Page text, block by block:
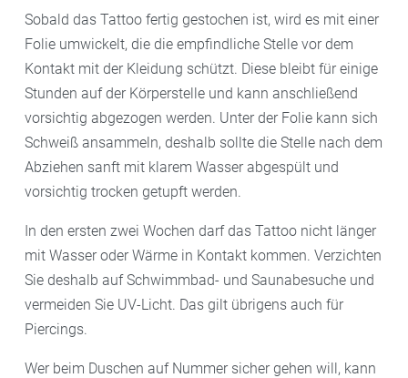
Sobald das Tattoo fertig gestochen ist, wird es mit einer
Folie umwickelt, die die empfindliche Stelle vor dem
Kontakt mit der Kleidung schützt. Diese bleibt für einige
Stunden auf der Körperstelle und kann anschließend
vorsichtig abgezogen werden. Unter der Folie kann sich
Schweiß ansammeln, deshalb sollte die Stelle nach dem
Abziehen sanft mit klarem Wasser abgespült und
vorsichtig trocken getupft werden.
In den ersten zwei Wochen darf das Tattoo nicht länger
mit Wasser oder Wärme in Kontakt kommen. Verzichten
Sie deshalb auf Schwimmbad- und Saunabesuche und
vermeiden Sie UV-Licht. Das gilt übrigens auch für
Piercings.
Wer beim Duschen auf Nummer sicher gehen will, kann